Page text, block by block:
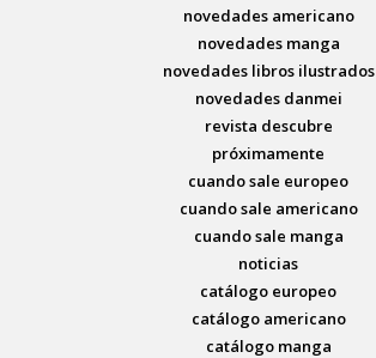
novedades americano
novedades manga
novedades libros ilustrados
novedades danmei
revista descubre
próximamente
cuando sale europeo
cuando sale americano
cuando sale manga
noticias
catálogo europeo
catálogo americano
catálogo manga